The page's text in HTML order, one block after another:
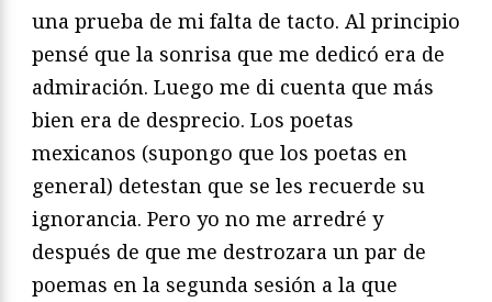
una prueba de mi falta de tacto. Al principio
pensé que la sonrisa que me dedicó era de
admiración. Luego me di cuenta que más
bien era de desprecio. Los poetas
mexicanos (supongo que los poetas en
general) detestan que se les recuerde su
ignorancia. Pero yo no me arredré y
después de que me destrozara un par de
poemas en la segunda sesión a la que